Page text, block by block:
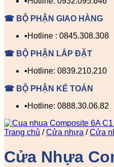
☎ BỘ PHẬN GIAO HÀNG
▪️Hotline : 0845.308.308
☎ BỘ PHẬN LẮP ĐẶT
▪️Hotline: 0839.210.210
☎ BỘ PHẬN KẾ TOÁN
▪️Hotline: 0888.30.06.82
Trang chủ / Cửa nhựa / Cửa
Cửa Nhựa